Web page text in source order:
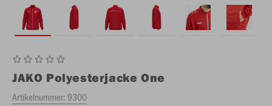
JAKO Polyesterjacke One
Artikelnummer:9300